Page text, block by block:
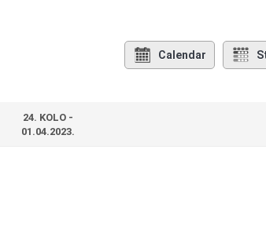
Calendar
24. KOLO -
01.04.2023.